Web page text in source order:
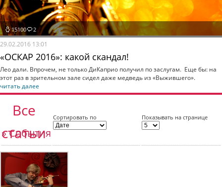
15100 2
29.02.2016 13:01
«ОСКАР 2016»: какой скандал!
Лео дали. Впрочем, не только ДиКаприо получил по заслугам. Еще бы: на
этот раз в зрительном зале сидел даже медведь из «Выжившего».
читать далее
Все
статьи
» События
Сортировать по Показывать на странице